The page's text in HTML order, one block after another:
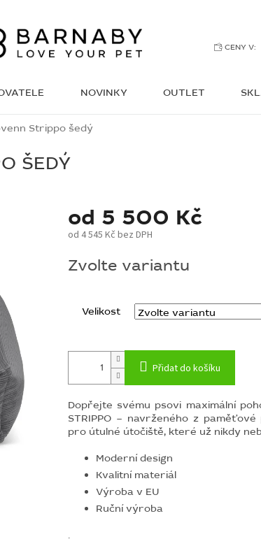
CENY V:
NOVINKY OUTLET
WISH LIST
Strippo šedý
ŠEDÝ
od 5 500 Kč
od 4 545 Kč bez DPH
cena:
Zvolte variantu
Velikost
Přidat do košíku
Dopřejte svému psovi maximální
STRIPPO – navrženého z
pro útulné útočiště, které už nikdy
Moderní design
Kvalitní materiál
Výroba v EU
Ruční výroba
.